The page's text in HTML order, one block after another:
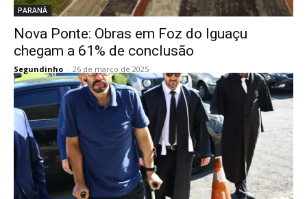
PARANÁ
Nova Ponte: Obras em Foz do Iguaçu
chegam a 61% de conclusão
Segundinho - 26 de março de 2025